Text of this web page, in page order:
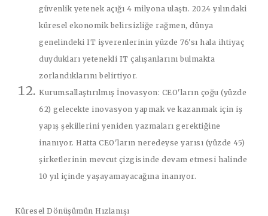
güvenlik yetenek açığı 4 milyona ulaştı. 2024 yılındaki
küresel ekonomik belirsizliğe rağmen, dünya
genelindeki IT işverenlerinin yüzde 76'sı hala ihtiyaç
duydukları yetenekli IT çalışanlarını bulmakta
zorlandıklarını belirtiyor.
Kurumsallaştırılmış İnovasyon: CEO'ların çoğu (yüzde
62) gelecekte inovasyon yapmak ve kazanmak için iş
yapış şekillerini yeniden yazmaları gerektiğine
inanıyor. Hatta CEO'ların neredeyse yarısı (yüzde 45)
şirketlerinin mevcut çizgisinde devam etmesi halinde
10 yıl içinde yaşayamayacağına inanıyor.
Küresel Dönüşümün Hızlanışı